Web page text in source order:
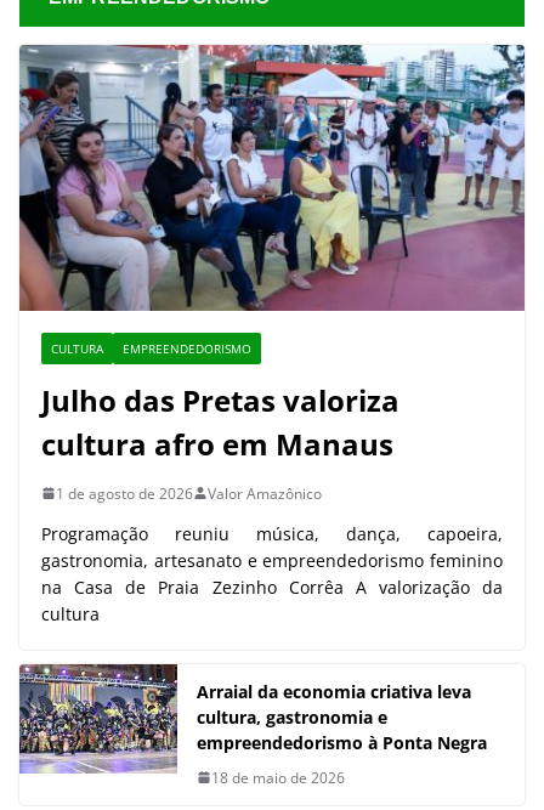
CULTURA EMPREENDEDORISMO
Julho das Pretas valoriza
cultura afro em Manaus
1 de agosto de 2026 Valor Amazônico
Programação reuniu música, dança, capoeira,
gastronomia, artesanato e empreendedorismo feminino
na Casa de Praia Zezinho Corrêa A valorização da
cultura
Arraial da economia criativa leva
cultura, gastronomia e
empreendedorismo à Ponta Negra
18 de maio de 2026